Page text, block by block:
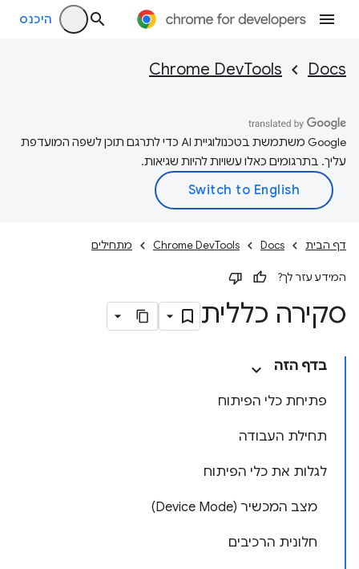
היכנס
Docs
Chrome DevTools
‫Google משתמשת בטכנולוגיית AI כדי לתרגם תוכן לשפה המועדפת
עליך. בתרגומים כאלו עשויות להיות שגיאות.
דף הבית Docs
Chrome DevTools מתחילים
המידע עזר לך?
סקירה כללית
בדף הזה
פתיחת כלי הפיתוח
תחילת העבודה
לגלות את כלי הפיתוח
מצב המכשיר (Device Mode)
חלונית הרכיבים